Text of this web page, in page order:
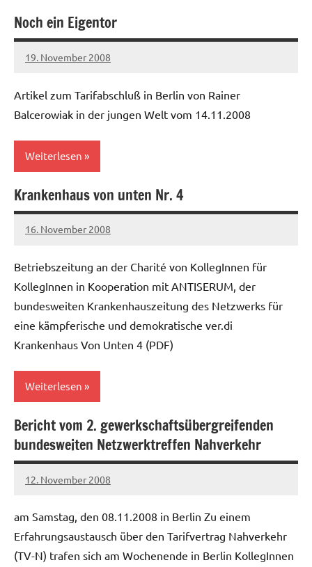
Allgemein
Verkehrsbetriebe
Noch ein Eigentor
19. November 2008
Ilja
Artikel zum Tarifabschluß in Berlin von Rainer
Balcerowiak in der jungen Welt vom 14.11.2008
Weiterlesen
Allgemein
Krankenhaus von unten Nr. 4
16. November 2008
Ilja
Betriebszeitung an der Charité von KollegInnen für
KollegInnen in Kooperation mit ANTISERUM, der
bundesweiten Krankenhauszeitung des Netzwerks für
eine kämpferische und demokratische ver.di
Krankenhaus Von Unten 4 (PDF)
Weiterlesen
Allgemein
Bericht vom 2. gewerkschaftsübergreifenden
bundesweiten Netzwerktreffen Nahverkehr
12. November 2008
Ilja
am Samstag, den 08.11.2008 in Berlin Zu einem
Erfahrungsaustausch über den Tarifvertrag Nahverkehr
(TV-N) trafen sich am Wochenende in Berlin KollegInnen